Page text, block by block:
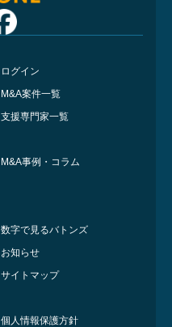
ログイン
M&A案件一覧
支援専門家一覧
M&A事例・コラム
数字で見るバトンズ
お知らせ
サイトマップ
個人情報保護方針